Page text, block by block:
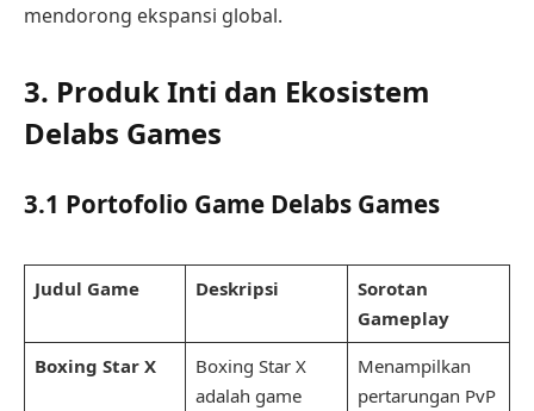
mendorong ekspansi global.
3. Produk Inti dan Ekosistem
Delabs Games
3.1 Portofolio Game Delabs Games
Judul Game Deskripsi
Sorotan
Gameplay
Boxing Star X
Boxing Star X
adalah game
Menampilkan
pertarungan PvP